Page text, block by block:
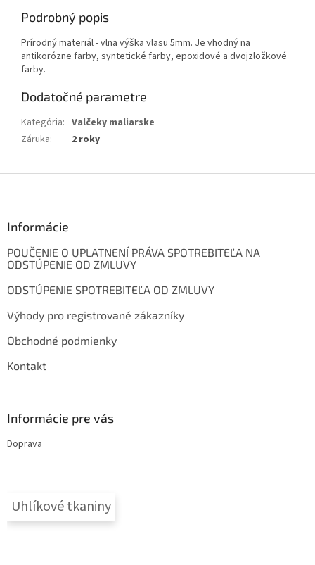
Podrobný popis
Prírodný materiál - vlna výška vlasu 5mm. Je vhodný na
antikorózne farby, syntetické farby, epoxidové a dvojzložkové
farby.
Dodatočné parametre
Kategória: Valčeky maliarske
Záruka: 2 roky
Informácie
POUČENIE O UPLATNENÍ PRÁVA SPOTREBITEĽA NA
ODSTÚPENIE OD ZMLUVY
ODSTÚPENIE SPOTREBITEĽA OD ZMLUVY
Výhody pro registrované zákazníky
Obchodné podmienky
Kontakt
Informácie pre vás
Doprava
Uhlíkové tkaniny